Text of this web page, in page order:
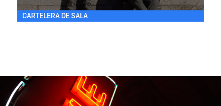
CARTELERA DE SALA